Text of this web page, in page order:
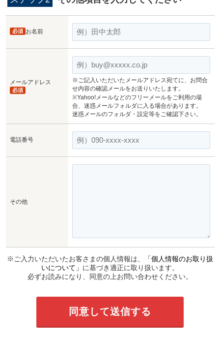
お名前
必須
メールアドレス
必須
※ご記入いただいたメールアドレス宛てに、お問合
せ内容の確認メールをお送りいたします。
※Yahoo!メールなどのフリーメールをご利用の場
合、迷惑メールフォルダに入る場合があります。
迷惑メールのフォルダ・設定等をご確認下さい。
電話番号
その他
※ご入力いただいたお客さまの個人情報は、
「個人情報のお取り扱
いについて」 に基づき適正に取り扱います。
必ずお読みになり、同意の上お問い合わせください。